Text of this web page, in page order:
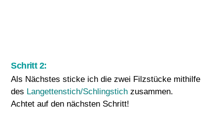
Schritt 2:
Als Nächstes sticke ich die zwei Filzstücke mithilfe
des Langettenstich/Schlingstichzusammen.
Achtet auf den nächsten Schritt!